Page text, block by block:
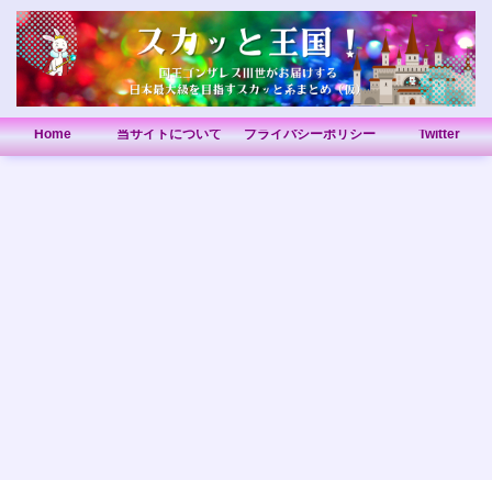
Home 当サイトについて プライバシーポリシー Twitter